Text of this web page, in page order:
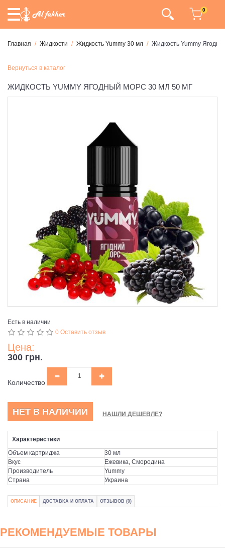
0
Главная Жидкости Жидкость Yummy 30 мл Жидкость Yummy
Вернуться в каталог
ЖИДКОСТЬ YUMMY ЯГОДНЫЙ МОРС 30 МЛ 50 МГ
Есть в наличии
0 Оставить отзыв
Цена:
300 грн.
Количество
НЕТ В НАЛИЧИИ НАШЛИ ДЕШЕВЛЕ?
Характеристики
Объем картриджа
30 мл
Вкус
Ежевика, Смородина
Производитель
Yummy
Страна
Украина
ОПИСАНИЕ ДОСТАВКА И ОПЛАТА ОТЗЫВОВ (0)
РЕКОМЕНДУЕМЫЕ ТОВАРЫ